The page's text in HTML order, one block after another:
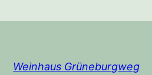
Weinhaus Grüneburgweg